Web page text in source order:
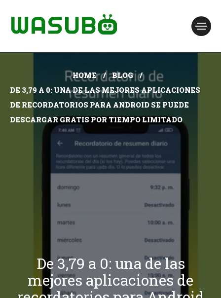
HOME
BLOG
DE 3,79 A 0: UNA DE LAS MEJORES APLICACIONES
DE RECORDATORIOS PARA ANDROID SE PUEDE
DESCARGAR GRATIS POR TIEMPO LIMITADO
De 3,79 a 0: una de las
mejores aplicaciones de